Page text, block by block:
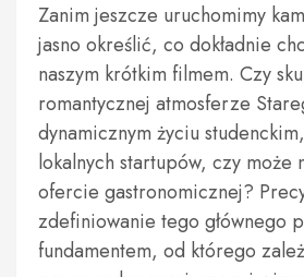
Zanim jeszcze uruchomimy
jasno określić, co dokładnie
naszym krótkim filmem. Czy
romantycznej atmosferze
dynamicznym życiu
lokalnych startupów, czy może
ofercie gastronomicznej?
zdefiniowanie tego głównego
fundamentem, od którego